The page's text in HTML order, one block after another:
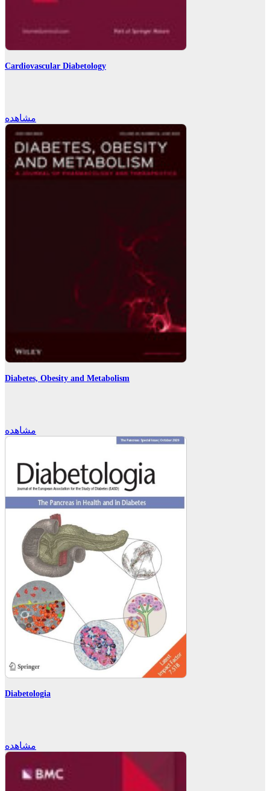
Cardiovascular Diabetology
مشاهده
Diabetes, Obesity and Metabolism
مشاهده
Diabetologia
مشاهده